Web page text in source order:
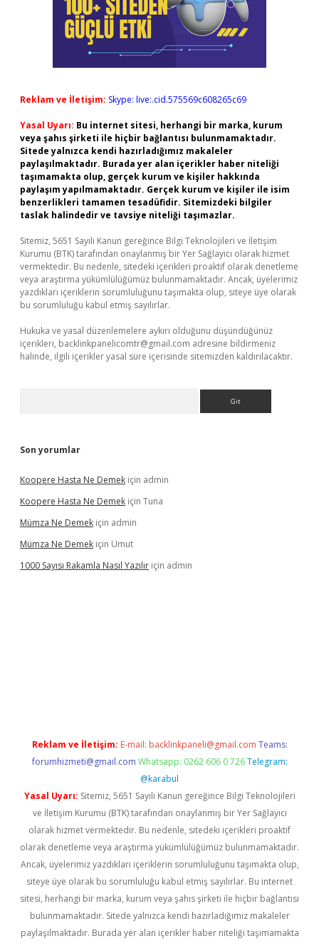
Reklam ve İletişim: Skype: live:.cid.575569c608265c69
Yasal Uyarı: Bu internet sitesi, herhangi bir marka, kurum
veya şahıs şirketi ile hiçbir bağlantısı bulunmamaktadır.
Sitede yalnızca kendi hazırladığımız makaleler
paylaşılmaktadır. Burada yer alan içerikler haber niteliği
taşımamakta olup, gerçek kurum ve kişiler hakkında
paylaşım yapılmamaktadır. Gerçek kurum ve kişiler ile isim
benzerlikleri tamamen tesadüfidir. Sitemizdeki bilgiler
taslak halindedir ve tavsiye niteliği taşımazlar.
Sitemiz, 5651 Sayılı Kanun gereğince Bilgi Teknolojileri ve İletişim
Kurumu (BTK) tarafından onaylanmış bir Yer Sağlayıcı olarak hizmet
vermektedir. Bu nedenle, sitedeki içerikleri proaktif olarak denetleme
veya araştırma yükümlülüğümüz bulunmamaktadır. Ancak, üyelerimiz
yazdıkları içeriklerin sorumluluğunu taşımakta olup, siteye üye olarak
bu sorumluluğu kabul etmiş sayılırlar.
Hukuka ve yasal düzenlemelere aykırı olduğunu düşündüğünüz
içerikleri, backlinkpanelicomtr@gmail.com adresine bildirmeniz
halinde, ilgili içerikler yasal süre içerisinde sitemizden kaldırılacaktır.
Son yorumlar
Koopere Hasta Ne Demek için admin
Koopere Hasta Ne Demek için Tuna
Mümza Ne Demek için admin
Mümza Ne Demek için Umut
1000 Sayısı Rakamla Nasıl Yazılır için admin
Reklam ve İletişim: E-mail: backlinkpaneli@gmail.com Teams:
forumhizmeti@gmail.com Whatsapp: 0262 606 0 726 Telegram:
@karabul
Yasal Uyarı: Sitemiz, 5651 Sayılı Kanun gereğince Bilgi Teknolojileri
ve İletişim Kurumu (BTK) tarafından onaylanmış bir Yer Sağlayıcı
olarak hizmet vermektedir. Bu nedenle, sitedeki içerikleri proaktif
olarak denetleme veya araştırma yükümlülüğümüz bulunmamaktadır.
Ancak, üyelerimiz yazdıkları içeriklerin sorumluluğunu taşımakta olup,
siteye üye olarak bu sorumluluğu kabul etmiş sayılırlar. Bu internet
sitesi, herhangi bir marka, kurum veya şahıs şirketi ile hiçbir bağlantısı
bulunmamaktadır. Sitede yalnızca kendi hazırladığımız makaleler
paylaşılmaktadır. Burada yer alan içerikler haber niteliği taşımamakta